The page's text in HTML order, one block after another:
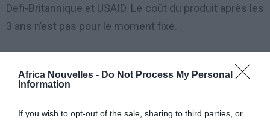
Africa Nouvelles - Do Not Process My Personal
Information
If you wish to opt-out of the sale, sharing to third parties, or
Defi-Britannique et USAID. Le coût du produit après les
3 ans n’est pas pour le moment fixé.
pallier au fait qu’auparavant, il n’y avait pas de
Avec Sayana presse les femmes pourraient avoir une